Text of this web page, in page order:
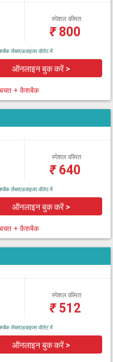
स्पेशल कीमत
₹800
लैब्सएडवाइजर वॉलेट में
ऑनलाइन बुक करें >
+ कैशबैक
स्पेशल कीमत
₹640
लैब्सएडवाइजर वॉलेट में
ऑनलाइन बुक करें >
+ कैशबैक
स्पेशल कीमत
₹512
लैब्सएडवाइजर वॉलेट में
ऑनलाइन बुक करें >